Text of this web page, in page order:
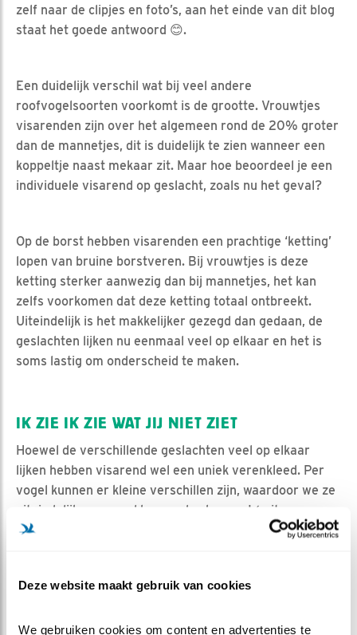
Deze website maakt gebruik van cookies
We gebruiken cookies om content en advertenties te
zelf naar de clipjes en foto’s, aan het einde van dit blog
staat het goede antwoord 😊.
Een duidelijk verschil wat bij veel andere
roofvogelsoorten voorkomt is de grootte. Vrouwtjes
visarenden zijn over het algemeen rond de 20% groter
dan de mannetjes, dit is duidelijk te zien wanneer een
koppeltje naast mekaar zit. Maar hoe beoordeel je een
individuele visarend op geslacht, zoals nu het geval?
Op de borst hebben visarenden een prachtige ‘ketting’
lopen van bruine borstveren. Bij vrouwtjes is deze
ketting sterker aanwezig dan bij mannetjes, het kan
zelfs voorkomen dat deze ketting totaal ontbreekt.
Uiteindelijk is het makkelijker gezegd dan gedaan, de
geslachten lijken nu eenmaal veel op elkaar en het is
soms lastig om onderscheid te maken.
IK ZIE IK ZIE WAT JIJ NIET ZIET
Hoewel de verschillende geslachten veel op elkaar
lijken hebben visarend wel een uniek verenkleed. Per
vogel kunnen er kleine verschillen zijn, waardoor we ze
uiteindelijk per vogel kunnen herkennen! (mits ze
uiteraard bijzondere/ opvallende kenmerken hebben).
bijzondere oogstreep? Heeft ie een duidelijke bruine
vleugels?